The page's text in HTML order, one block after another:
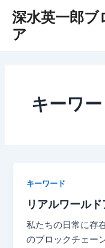
content
深水英一郎ブ
ア
キーワ
キーワード
リアルワール
私たちの日常に存
のブロックチェー